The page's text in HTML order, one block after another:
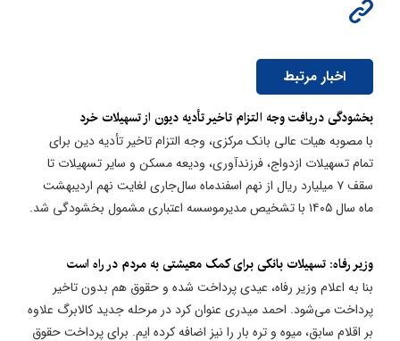
اخبار مرتبط
بخشودگی دریافت وجه التزام تاخیر تأدیه دیون از تسهیلات خرد
با مصوبه هیات عالی بانک مرکزی، وجه التزام تاخیر تأدیه دین برای
تمام تسهیلات ازدواج، فرزندآوری، ودیعه مسکن و سایر تسهیلات تا
سقف ۷ میلیارد ریال از نهم اسفندماه سال‌جاری لغایت نهم اردیبهشت
ماه سال ۱۴۰۵ با تشخیص مدیرموسسه اعتباری مشمول بخشودگی شد.
​وزیر رفاه: تسهیلات بانکی برای کمک معیشتی به مردم در راه است
بنا به اعلام وزیر رفاه، عیدی پرداخت شده و حقوق هم بدون تاخیر
پرداخت می‌شود. احمد میدری عنوان کرد در مرحله جدید کالابرگ علاوه
بر اقلام سابق، میوه و تره بار را نیز اضافه کرده ایم. برای پرداخت حقوق